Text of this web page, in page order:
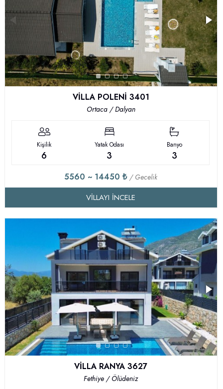
VİLLA POLENİ 3401
Ortaca / Dalyan
Kişilik
6
Yatak Odası
3
Banyo
3
5560 ~ 14450 ₺ / Gecelik
VILLAYI İNCELE
VİLLA RANYA 3627
Fethiye / Ölüdeniz